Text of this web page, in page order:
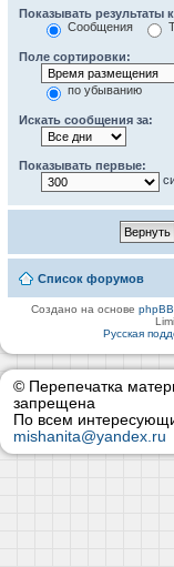
Показывать результаты
Сообщения
Поле сортировки:
по убыванию
Искать сообщения за:
Показывать первые:
Список форумов
Создано на основеphpBB
Русская
© Перепечатка
запрещена
По всем
mishanita@yandex.ru